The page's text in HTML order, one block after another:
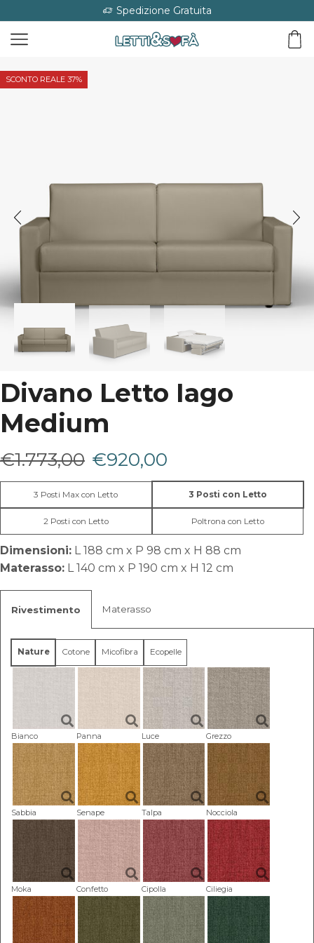
Spedizione Gratuita
SCONTO REALE 37%
Divano Letto Iago
Medium
€1.773,00 Il
prezzo
originale
era:
€1.773,00.
€920,00
prezzo
attuale
è:
€920,00.
3 Posti Max con Letto 3 Posti con Letto
2 Posti con Letto Poltrona con Letto
Dimensioni: L 188 cm x P 98 cm x H 88 cm
Materasso: L 140 cm x P 190 cm x H 12 cm
Rivestimento Materasso
Nature Cotone Micofibra Ecopelle
Bianco Panna Luce Grezzo
Sabbia Senape Talpa Nocciola
Moka Confetto Cipolla Ciliegia